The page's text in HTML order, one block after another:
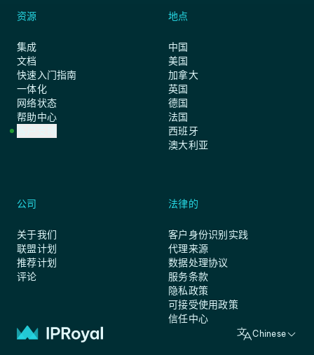
资源
集成
文档
快速入门指南
一体化
网络状态
帮助中心
地点
中国
美国
加拿大
英国
德国
法国
西班牙
澳大利亚
公司
关于我们
联盟计划
推荐计划
评论
法律的
客户身份识别实践
代理来源
数据处理协议
服务条款
隐私政策
可接受使用政策
信任中心
Chinese